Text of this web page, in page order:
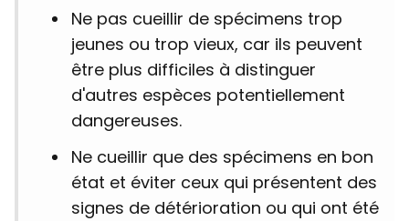
Ne pas cueillir de spécimens trop
jeunes ou trop vieux, car ils peuvent
être plus difficiles à distinguer
d'autres espèces potentiellement
dangereuses.
Ne cueillir que des spécimens en bon
état et éviter ceux qui présentent des
signes de détérioration ou qui ont été